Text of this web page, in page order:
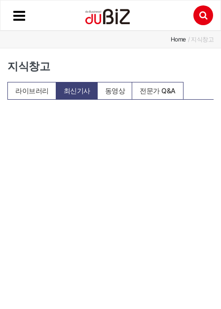
Home / 지식창고
지식창고
라이브러리 최신기사 동영상 전문가 Q&A